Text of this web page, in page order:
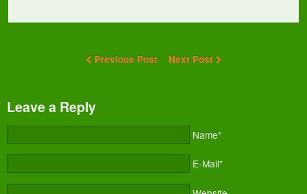
Previous Post Next Post
Leave a Reply
Name*
E-Mail*